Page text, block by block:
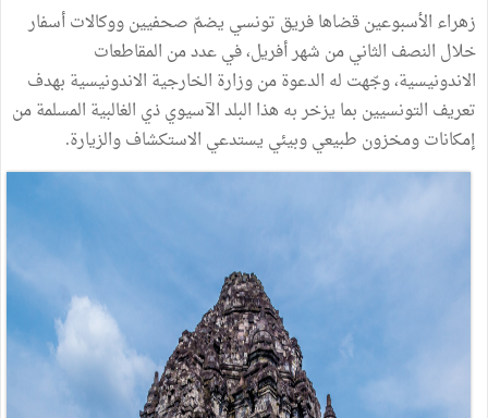
زهراء الأسبوعين قضاها فريق تونسي يضمّ صحفيين ووكالات أسفار
خلال النصف الثاني من شهر أفريل، في عدد من المقاطعات
الاندونيسية، وجّهت له الدعوة من وزارة الخارجية الاندونيسية بهدف
تعريف التونسيين بما يزخر به هذا البلد الآسيوي ذي الغالبية المسلمة من
إمكانات ومخزون طبيعي وبيئي يستدعي الاستكشاف والزيارة.